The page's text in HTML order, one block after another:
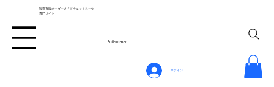
Suitsmaker
製造直販オーダーメイドウェットスーツ
専門サイト
ログイン